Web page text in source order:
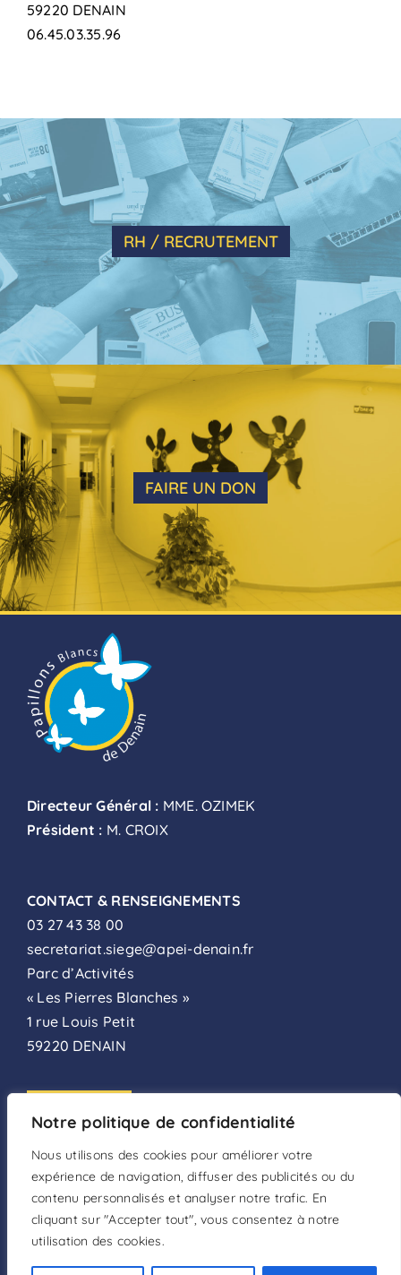
Notre politique de confidentialité
Nous utilisons des cookies pour améliorer votre
expérience de navigation, diffuser des publicités ou du
contenu personnalisés et analyser notre trafic. En
cliquant sur "Accepter tout", vous consentez à notre
utilisation des cookies.
59220 DENAIN
06.45.03.35.96
RH / RECRUTEMENT
FAIRE UN DON
Directeur Général : MME. OZIMEK
Président : M. CROIX
CONTACT & RENSEIGNEMENTS
03 27 43 38 00
secretariat.siege@apei-denain.fr
Parc d’Activités
« Les Pierres Blanches »
1 rue Louis Petit
59220 DENAIN
FAIRE UN DON
DEVENIR BÉNÉVOLE